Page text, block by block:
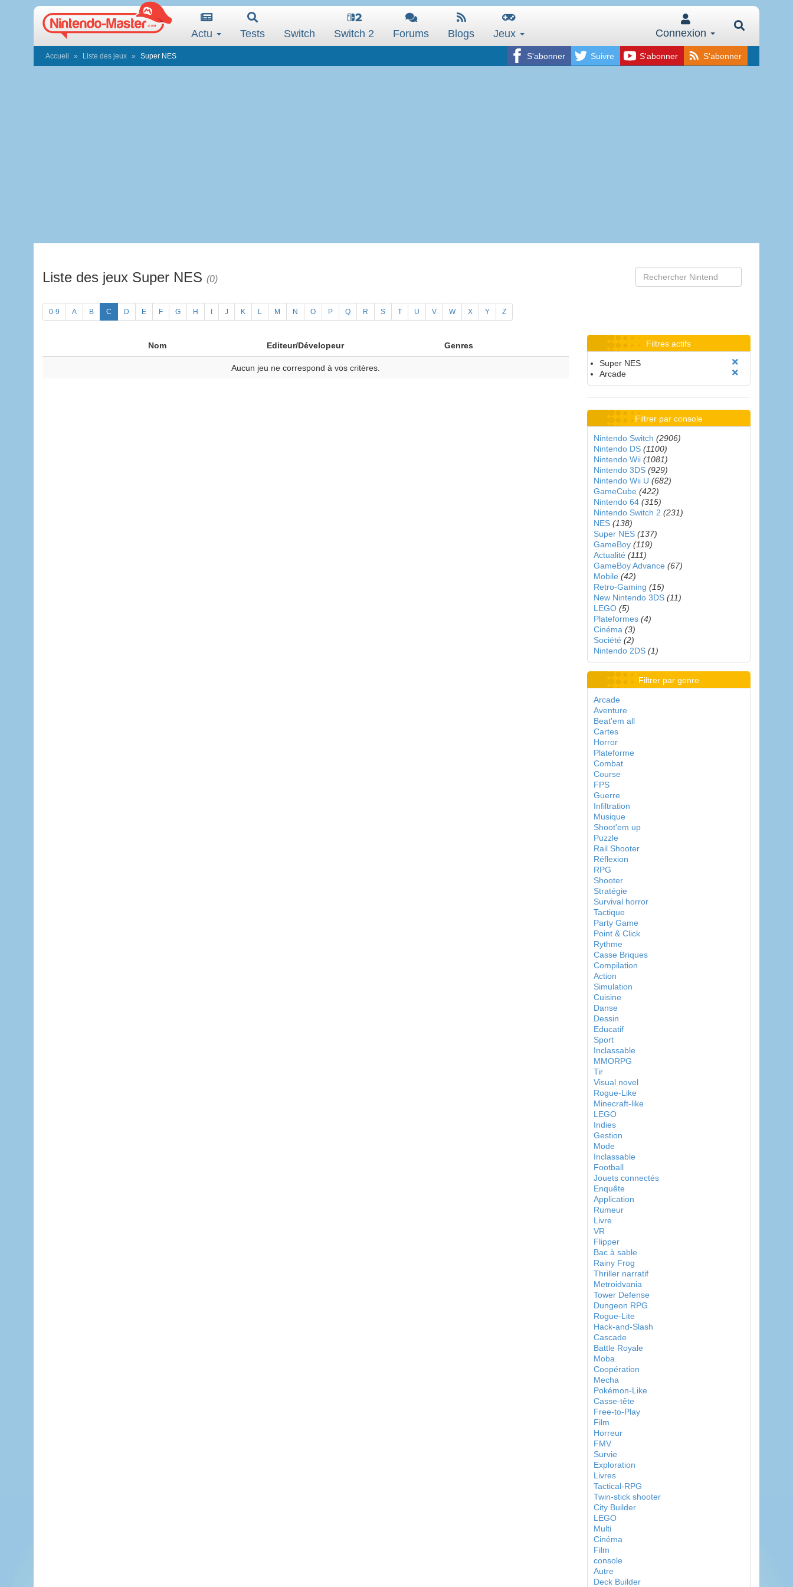
Actu Tests Switch Switch 2 Forums Blogs Jeux Connexion
S'abonner Suivre S'abonner S'abonner
Accueil Liste des jeux Super NES
Liste des jeux Super NES (0)
0-9 A B C D E F G H J K L M N O P Q R S T U V W X Y Z
Nom Editeur/Dévelopeur Genres
Aucun jeu ne correspond à vos critères.
Filtres actifs
Super NES
Arcade
Filtrer par console
Nintendo Switch (2906)
Nintendo DS (1100)
Nintendo Wii (1081)
Nintendo 3DS (929)
Nintendo Wii U (682)
GameCube (422)
Nintendo 64 (315)
Nintendo Switch 2 (231)
NES (138)
Super NES (137)
GameBoy (119)
Actualité (111)
GameBoy Advance (67)
Mobile (42)
Retro-Gaming (15)
New Nintendo 3DS (11)
LEGO (5)
Plateformes (4)
Cinéma (3)
Société (2)
Nintendo 2DS (1)
Filtrer par genre
Arcade
Aventure
Beat'em all
Cartes
Horror
Plateforme
Combat
Course
FPS
Guerre
Infiltration
Musique
Shoot'em up
Puzzle
Rail Shooter
Réflexion
RPG
Shooter
Stratégie
Survival horror
Tactique
Party Game
Point & Click
Rythme
Casse Briques
Compilation
Action
Simulation
Cuisine
Danse
Dessin
Educatif
Sport
Inclassable
MMORPG
Tir
Visual novel
Rogue-Like
Minecraft-like
LEGO
Indies
Gestion
Mode
Inclassable
Football
Jouets connectés
Enquête
Application
Rumeur
Livre
VR
Flipper
Bac à sable
Rainy Frog
Thriller narratif
Metroidvania
Tower Defense
Dungeon RPG
Rogue-Lite
Hack-and-Slash
Cascade
Battle Royale
Moba
Coopération
Mecha
Pokémon-Like
Casse-tête
Free-to-Play
Film
Horreur
FMV
Survie
Exploration
Livres
Tactical-RPG
Twin-stick shooter
City Builder
LEGO
Multi
Cinéma
Film
console
Autre
Deck Builder